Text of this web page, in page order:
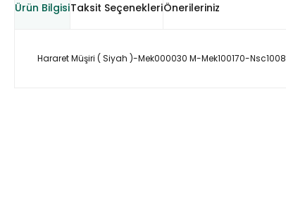
Ürün BilgisiTaksit SeçenekleriÖnerileriniz
Hararet Müşiri ( Siyah )-Mek000030 M-Mek100170-